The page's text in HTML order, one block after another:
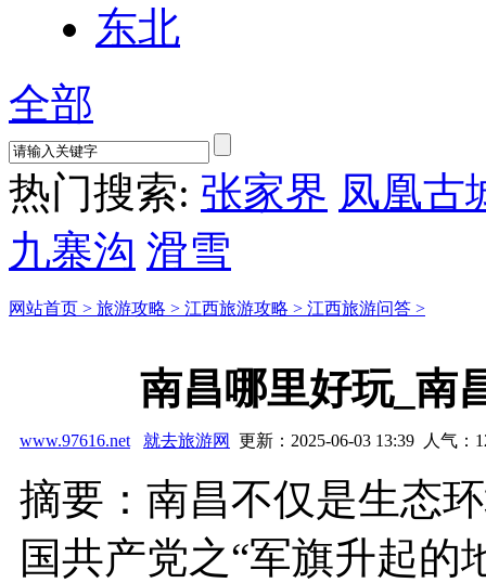
东北
全部
热门搜索: 张家界 凤凰古
九寨沟 滑雪
网站首页 > 旅游攻略 > 江西旅游攻略 > 江西旅游问答 >
南昌哪里好玩_南
www.97616.net 就去旅游网 更新：2025-06-03 13:39 人气：
摘要：南昌不仅是生态
国共产党之“军旗升起的